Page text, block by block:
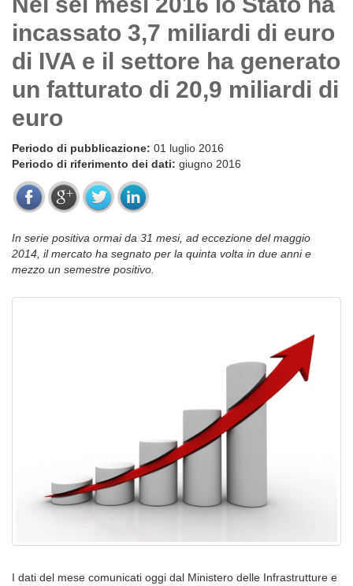
incassato 3,7 miliardi di euro
di IVA e il settore ha generato
un fatturato di 20,9 miliardi di
euro
Periodo di pubblicazione: 01 luglio 2016
Periodo di riferimento dei dati: giugno 2016
In serie positiva ormai da 31 mesi, ad eccezione del maggio
2014, il mercato ha segnato per la quinta volta in due anni e
mezzo un semestre positivo.
I dati del mese comunicati oggi dal Ministero delle Infrastrutture e